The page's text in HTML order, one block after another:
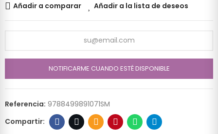
Añadir a comparar Añadir a la lista de deseos
NOTIFICARME CUANDO ESTÉ DISPONIBLE
Referencia: 9788499891071SM